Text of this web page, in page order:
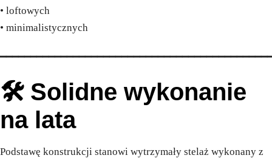
• loftowych
• minimalistycznych
🛠️ Solidne wykonanie
na lata
Podstawę konstrukcji stanowi wytrzymały stelaż wykonany z